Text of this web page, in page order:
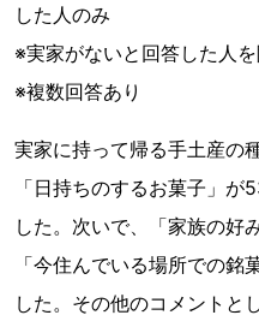
した人のみ
※実家がないと回答した人を
※複数回答あり
実家に持って帰る手土産の
「日持ちのするお菓子」が
した。次いで、「家族の好
「今住んでいる場所での銘
した。その他のコメントと